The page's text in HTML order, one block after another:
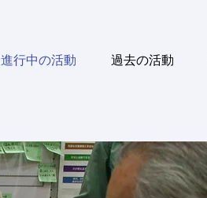
進行中の活動 過去の活動